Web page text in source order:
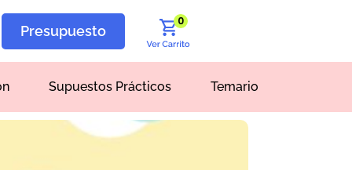
Presupuesto
0
Supuestos Prácticos Temario